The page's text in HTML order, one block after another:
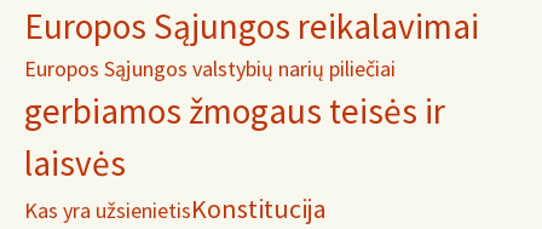
Europos Sąjungos reikalavimai
Europos Sąjungos valstybių narių piliečiai
gerbiamos žmogaus teisės ir
laisvės
Kas yra užsienietisKonstitucija